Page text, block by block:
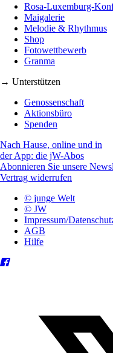
Rosa-Luxemburg-
Maigalerie
Melodie & Rhythmus
Shop
Fotowettbewerb
Granma
→ Unterstützen
Genossenschaft
Aktionsbüro
Spenden
Nach Hause, online und in
der App: die jW-Abos
Abonnieren Sie unsere
Vertrag widerrufen
© junge Welt
© JW
Impressum/
AGB
Hilfe